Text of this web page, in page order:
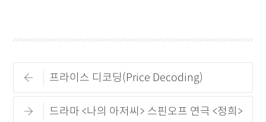
프라이스 디코딩(Price Decoding)
드라마 <나의 아저씨> 스핀오프 연극 <정희>